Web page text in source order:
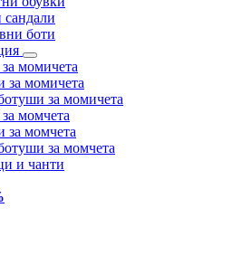
боти
момичета
за момичета
за момичета
момчета
за момчета
за момчета
и чанти